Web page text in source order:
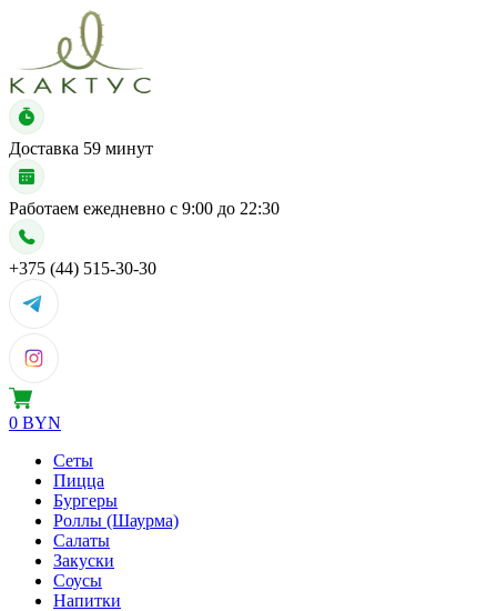
Доставка 59 минут
Работаем ежедневно с 9:00 до 22:30
+375 (44) 515-30-30
0 BYN
Сеты
Пицца
Бургеры
Роллы (Шаурма)
Салаты
Закуски
Соусы
Напитки